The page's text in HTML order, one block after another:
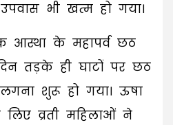
भी खत्म हो गया।
आस्था के महापर्व छठ
तड़के ही घाटों पर छठ
लगना शुरू हो गया। ऊषा
लिए व्रती महिलाओं ने